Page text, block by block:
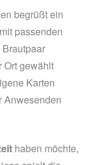
begrüßt ein
passenden
Ort gewählt
Karten
Anwesenden
haben möchte,